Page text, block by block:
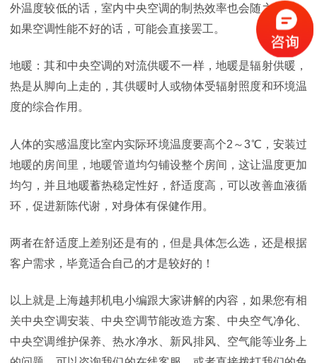
外温度较低的话，室内中央空调的制热效率也会随之降低，
如果空调性能不好的话，可能会直接罢工。
地暖：其和中央空调的对流供暖不一样，地暖是辐射供暖，
热是从脚向上走的，其供暖时人或物体受辐射照度和环境温
度的综合作用。
人体的实感温度比室内实际环境温度要高个2～3℃，安装过
地暖的房间里，地暖管道均匀铺设整个房间，这让温度更加
均匀，并且地暖蓄热稳定性好，舒适度高，可以改善血液循
环，促进新陈代谢，对身体有保健作用。
两者在舒适度上差别还是有的，但是具体怎么选，还是根据
客户需求，毕竟适合自己的才是较好的！
以上就是上海越邦机电小编跟大家讲解的内容，如果您有相
关中央空调安装、中央空调节能改造方案、中央空气净化、
中央空调维护保养、热水净水、新风排风、空气能等业务上